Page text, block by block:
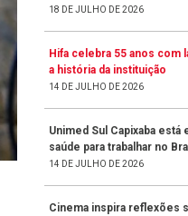
18 DE JULHO DE 2026
Hifa celebra 55 anos com
a história da instituição
14 DE JULHO DE 2026
Unimed Sul Capixaba
saúde para trabalhar no
14 DE JULHO DE 2026
Cinema inspira reflexões